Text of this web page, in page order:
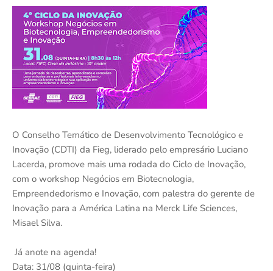
O Conselho Temático de Desenvolvimento Tecnológico e
Inovação (CDTI) da Fieg, liderado pelo empresário Luciano
Lacerda, promove mais uma rodada do Ciclo de Inovação,
com o workshop Negócios em Biotecnologia,
Empreendedorismo e Inovação, com palestra do gerente de
Inovação para a América Latina na Merck Life Sciences,
Misael Silva.
Já anote na agenda!
Data: 31/08 (quinta-feira)